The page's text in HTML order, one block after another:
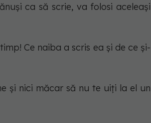
ca să scrie, va folosi aceleași
Ce naiba a scris ea și de ce și-
și nici măcar să nu te uiți la el un